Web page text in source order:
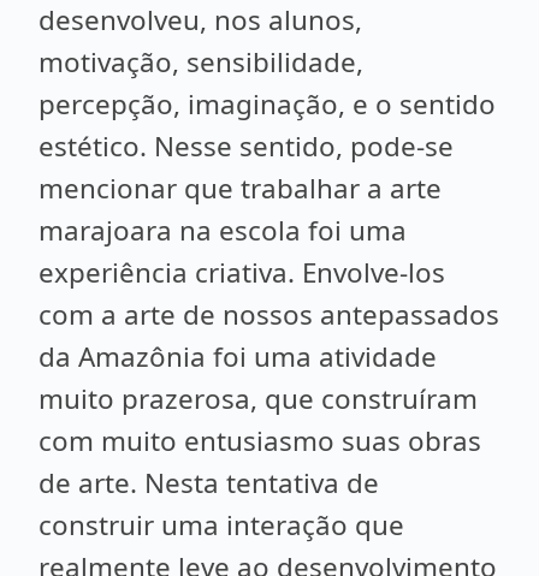
desenvolveu, nos alunos,
motivação, sensibilidade,
percepção, imaginação, e o sentido
estético. Nesse sentido, pode-se
mencionar que trabalhar a arte
marajoara na escola foi uma
experiência criativa. Envolve-los
com a arte de nossos antepassados
da Amazônia foi uma atividade
muito prazerosa, que construíram
com muito entusiasmo suas obras
de arte. Nesta tentativa de
construir uma interação que
realmente leve ao desenvolvimento